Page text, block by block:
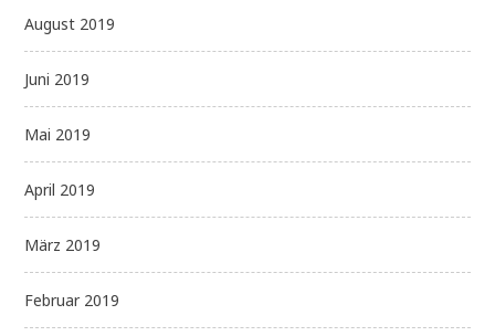
August 2019
Juni 2019
Mai 2019
April 2019
März 2019
Februar 2019